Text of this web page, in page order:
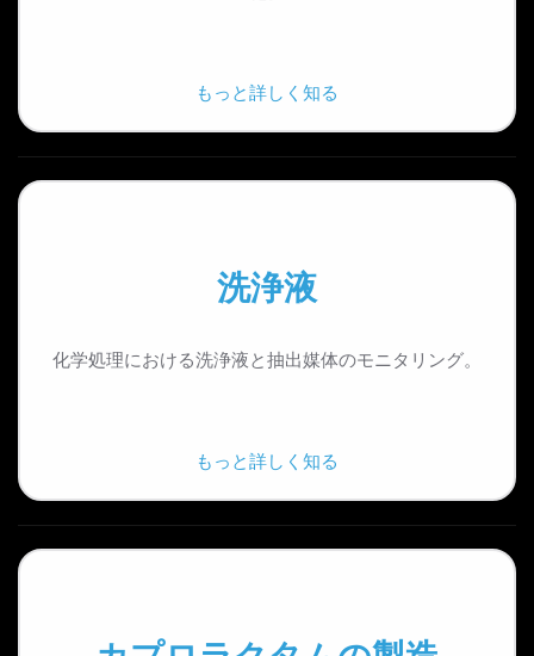
もっと詳しく知る
洗浄液
化学処理における洗浄液と抽出媒体のモニタリング。
もっと詳しく知る